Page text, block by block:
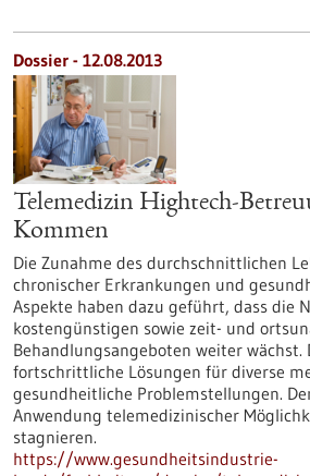
Dossier - 12.08.2013
Telemedizin Hightech-
Kommen
Die Zunahme des durchschnittlichen
chronischer Erkrankungen und
Aspekte haben dazu geführt, dass die
kostengünstigen sowie zeit- und
Behandlungsangeboten weiter wächst.
fortschrittliche Lösungen für diverse
gesundheitliche Problemstellungen.
Anwendung telemedizinischer
stagnieren.
https://www.gesundheitsindustrie-